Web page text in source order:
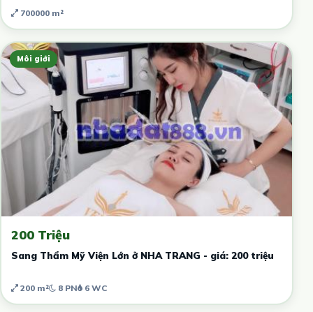
700000 m²
Môi giới
200 Triệu
Sang Thẩm Mỹ Viện Lớn ở NHA TRANG - giá: 200 triệu
200 m² 8 PN 6 WC